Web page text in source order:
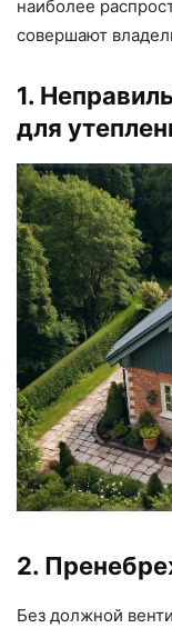
наиболее
совершают
1.
для
2.
Без должной